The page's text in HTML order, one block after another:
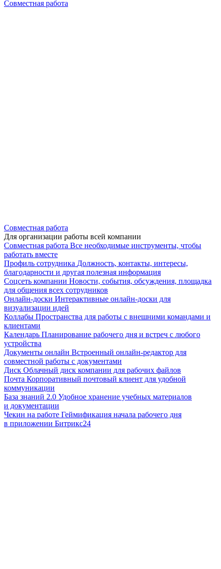
Совместная работа
Совместная работа
Для организации работы всей компании
Совместная работа Все необходимые инструменты, чтобы
работать вместе
Профиль сотрудника Должность, контакты, интересы,
благодарности и другая полезная информация
Соцсеть компании Новости, события, обсуждения, площадка
для общения всех сотрудников
Онлайн-доски Интерактивные онлайн-доски для
визуализации идей
Коллабы Пространства для работы с внешними командами и
клиентами
Календарь Планирование рабочего дня и встреч с любого
устройства
Документы онлайн Встроенный онлайн-редактор для
совместной работы с документами
Диск Облачный диск компании для рабочих файлов
Почта Корпоративный почтовый клиент для удобной
коммуникации
База знаний 2.0 Удобное хранение учебных материалов
и документации
Чекин на работе Геймификация начала рабочего дня
в приложении Битрикс24